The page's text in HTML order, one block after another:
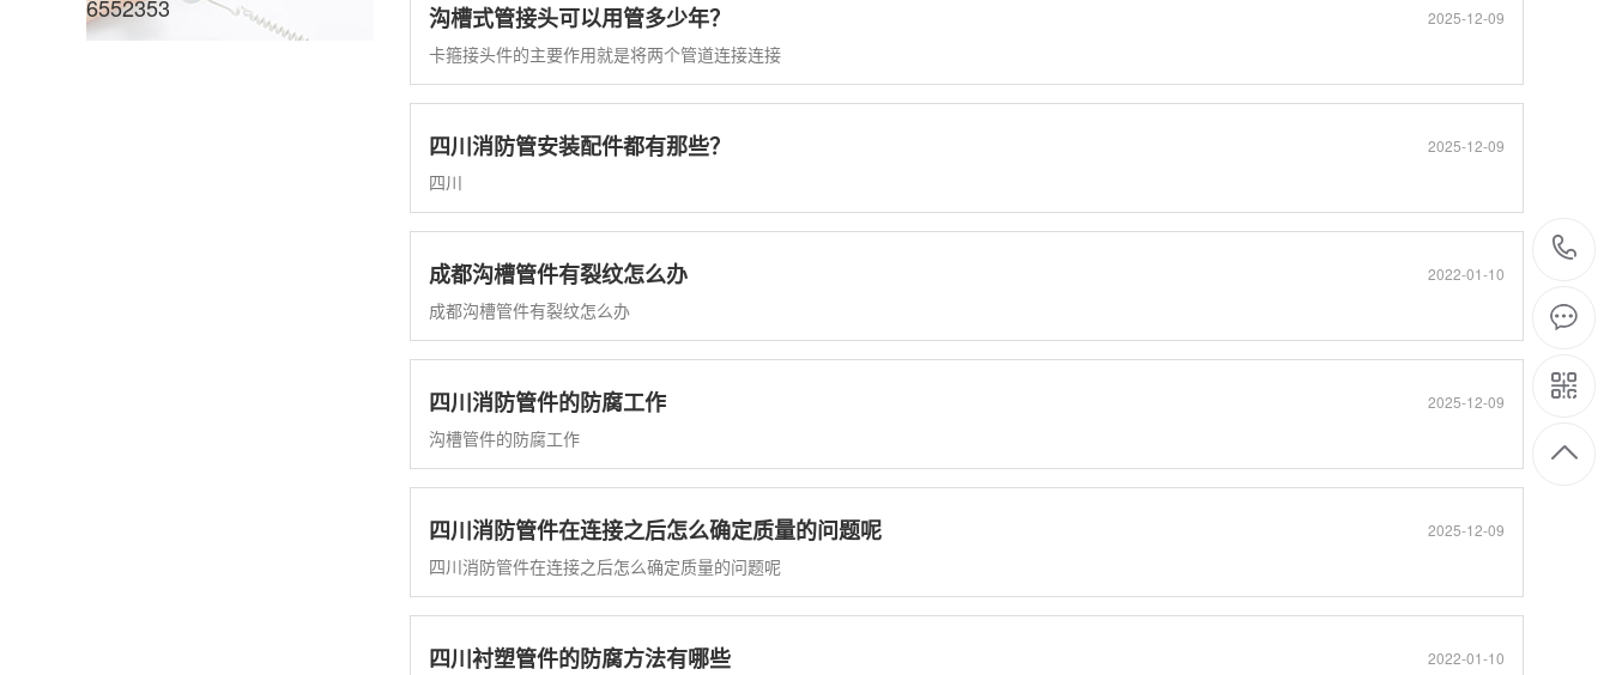
6552353
2025-12-09
沟槽式管接头可以用管多少年？
卡箍接头件的主要作用就是将两个管道连接连接
2025-12-09
四川消防管安装配件都有那些？
四川
2022-01-10
成都沟槽管件有裂纹怎么办
成都沟槽管件有裂纹怎么办
2025-12-09
四川消防管件的防腐工作
沟槽管件的防腐工作
2025-12-09
四川消防管件在连接之后怎么确定质量的问题呢
四川消防管件在连接之后怎么确定质量的问题呢
2022-01-10
四川衬塑管件的防腐方法有哪些